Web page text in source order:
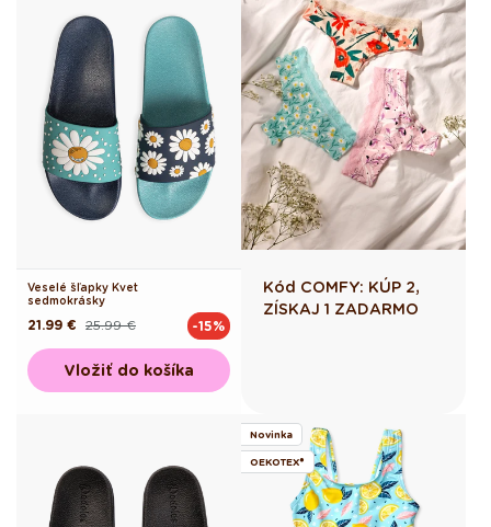
Veselé šľapky Kvet
sedmokrásky
Pôvodná25.99 €
Akciová
21.99 € -15%
Vložiť do košíka
Kód COMFY: KÚP 2,
ZÍSKAJ 1 ZADARMO
Novinka
OEKOTEX®